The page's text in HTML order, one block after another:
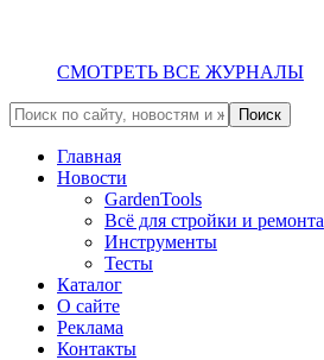
СМОТРЕТЬ ВСЕ ЖУРНАЛЫ
Главная
Новости
GardenTools
Всё для стройки и ремонта
Инструменты
Тесты
Каталог
О сайте
Реклама
Контакты